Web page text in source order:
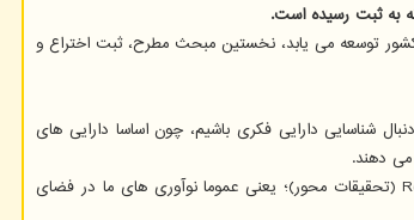
به ثبت رسیده است.
توسعه می یابد، نخستین مبحث مطرح، ثبت اختراع و
شناسایی دارایی فکری باشیم، چون اساسا دارایی های
دهند.
امین لو اضافه کرد: این در شرایطی است که فاصله رشد فناوری میان ما و این کشورها وجود دارد. در کشورهایی مانند ما، Develop Base (توسعه فناوری) هستیم تا Reaserch Base (تحقیقات محور)؛ یعنی عموما نوآوری های ما در فضای